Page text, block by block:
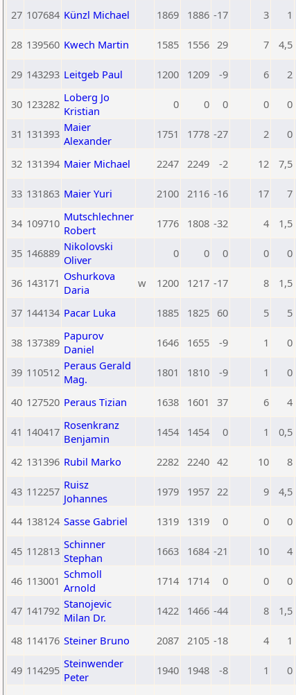
27 107684 Künzl Michael 1869 1886 -17 3 1
28 139560 Kwech Martin 1585 1556 29 7 4,5
29 143293 Leitgeb Paul 1200 1209 -9 6 2
30 123282 Loberg Jo
Kristian
0 0 0 0 0
31 131393 Maier
Alexander
1751 1778 -27 2 0
32 131394 Maier Michael 2247 2249 -2 12 7,5
33 131863 Maier Yuri 2100 2116 -16 17 7
34 109710 Mutschlechner
Robert
1776 1808 -32 4 1,5
35 146889 Nikolovski
Oliver
0 0 0 0 0
36 143171 Oshurkova
Daria
w 1200 1217 -17 8 1,5
37 144134 Pacar Luka 1885 1825 60 5 5
38 137389 Papurov
Daniel
1646 1655 -9 1 0
39 110512 Peraus Gerald
Mag.
1801 1810 -9 1 0
40 127520 Peraus Tizian 1638 1601 37 6 4
41 140417 Rosenkranz
Benjamin
1454 1454 0 1 0,5
42 131396 Rubil Marko 2282 2240 42 10 8
43 112257 Ruisz
Johannes
1979 1957 22 9 4,5
44 138124 Sasse Gabriel 1319 1319 0 0 0
45 112813 Schinner
Stephan
1663 1684 -21 10 4
46 113001 Schmoll
Arnold
1714 1714 0 0 0
47 141792 Stanojevic
Milan Dr.
1422 1466 -44 8 1,5
48 114176 Steiner Bruno 2087 2105 -18 4 1
49 114295 Steinwender
Peter
1940 1948 -8 1 0